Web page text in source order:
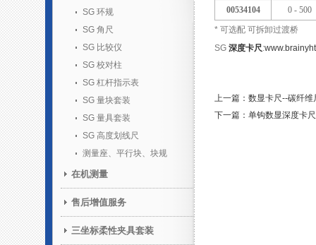
SG 环规
SG 角尺
SG 比较仪
SG 校对柱
SG 杠杆指示表
SG 量块套装
SG 量具套装
SG 高度划线尺
测量座、平行块、块规
在机测量
售后增值服务
三坐标柔性夹具套装
00534104
0 - 500
* 可选配 可拆卸过渡桥
SG 深度卡尺:
上一篇：数显卡尺--碳纤维
下一篇：单钩数显深度卡尺